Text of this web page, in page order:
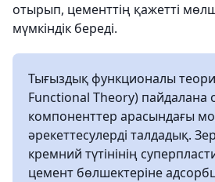
отырып, цементтің қажетті
мүмкіндік береді.
Тығыздық функционалы
Functional Theory) пайдалана
компоненттер арасындағы
әрекеттесулерді талдадық.
кремний түтінінің
цемент бөлшектеріне